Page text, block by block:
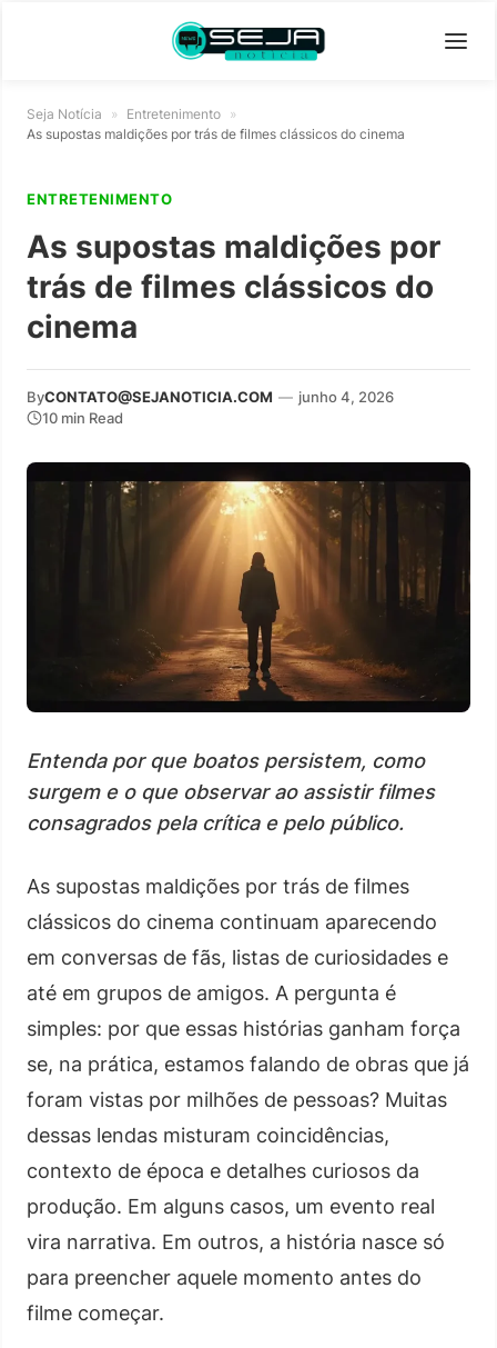
Seja Notícia » Entretenimento »
As supostas maldições por trás de filmes clássicos do cinema
ENTRETENIMENTO
As supostas maldições por
trás de filmes clássicos do
cinema
ByCONTATO@SEJANOTICIA.COM — junho 4, 2026
10 min Read
Entenda por que boatos persistem, como
surgem e o que observar ao assistir filmes
consagrados pela crítica e pelo público.
As supostas maldições por trás de filmes
clássicos do cinema continuam aparecendo
em conversas de fãs, listas de curiosidades e
até em grupos de amigos. A pergunta é
simples: por que essas histórias ganham força
se, na prática, estamos falando de obras que já
foram vistas por milhões de pessoas? Muitas
dessas lendas misturam coincidências,
contexto de época e detalhes curiosos da
produção. Em alguns casos, um evento real
vira narrativa. Em outros, a história nasce só
para preencher aquele momento antes do
filme começar.